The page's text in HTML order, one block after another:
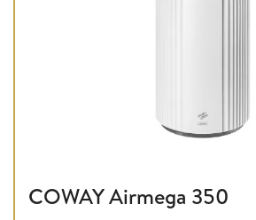
COWAY Airmega 350